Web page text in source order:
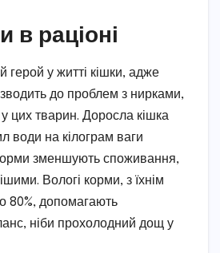
в раціоні
герой у житті кішки, адже
до проблем з нирками,
цих тварин. Доросла кішка
води на кілограм ваги
зменшують споживання,
Вологі корми, з їхнім
80%, допомагають
ніби прохолодний дощ у